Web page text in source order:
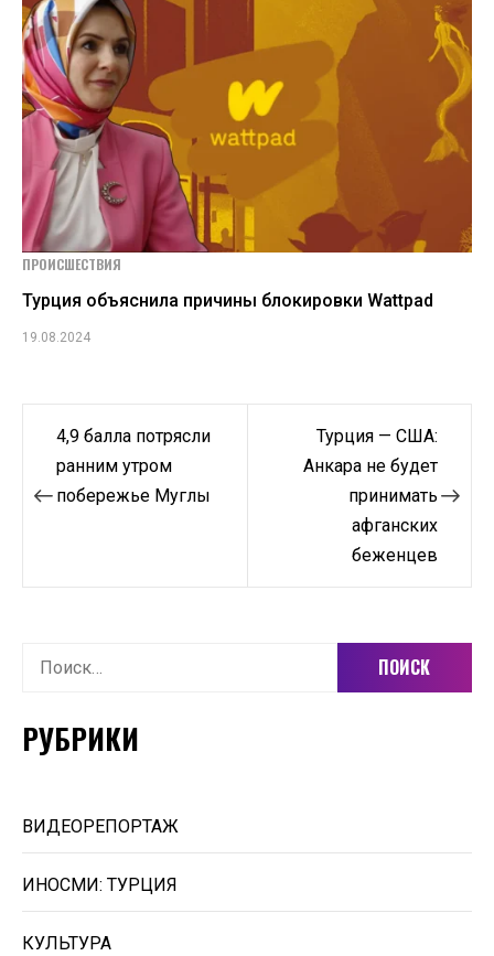
ПРОИСШЕСТВИЯ
Турция объяснила причины блокировки Wattpad
19.08.2024
Навигация
записям
4,9 балла потрясли
ранним утром
побережье Муглы
Турция — США:
Анкара не будет
принимать
афганских
беженцев
Найти:
РУБРИКИ
ВИДЕОРЕПОРТАЖ
ИНОСМИ: ТУРЦИЯ
КУЛЬТУРА